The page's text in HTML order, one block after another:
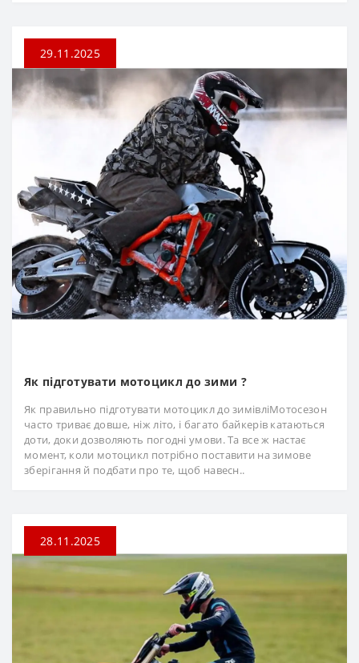
29.11.2025
Як підготувати мотоцикл до зими ?
Як правильно підготувати мотоцикл до зимівліМотосезон
часто триває довше, ніж літо, і багато байкерів катаються
доти, доки дозволяють погодні умови. Та все ж настає
момент, коли мотоцикл потрібно поставити на зимове
зберігання й подбати про те, щоб навесн..
28.11.2025